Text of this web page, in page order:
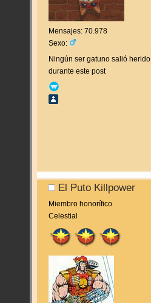
Mensajes: 70.978
Sexo:
Ningún ser gatuno salió herido
durante este post
El Puto Killpower
Miembro honorífico
Celestial